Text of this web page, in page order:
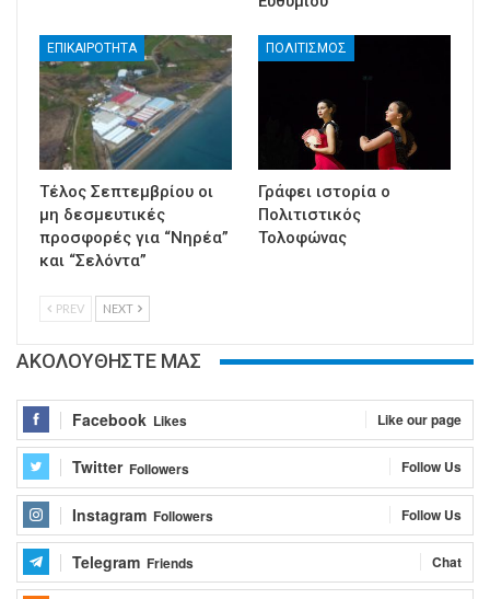
ΕΠΙΚΑΙΡΟΤΗΤΑ
Τέλος Σεπτεμβρίου οι
μη δεσμευτικές
προσφορές για “Νηρέα”
και “Σελόντα”
ΠΟΛΙΤΙΣΜΟΣ
Γράφει ιστορία ο
Πολιτιστικός
Τολοφώνας
PREV NEXT
ΑΚΟΛΟΥΘΗΣΤΕ ΜΑΣ
Facebook Likes Like our page
Twitter Followers Follow Us
Instagram Followers Follow Us
Telegram Friends Chat